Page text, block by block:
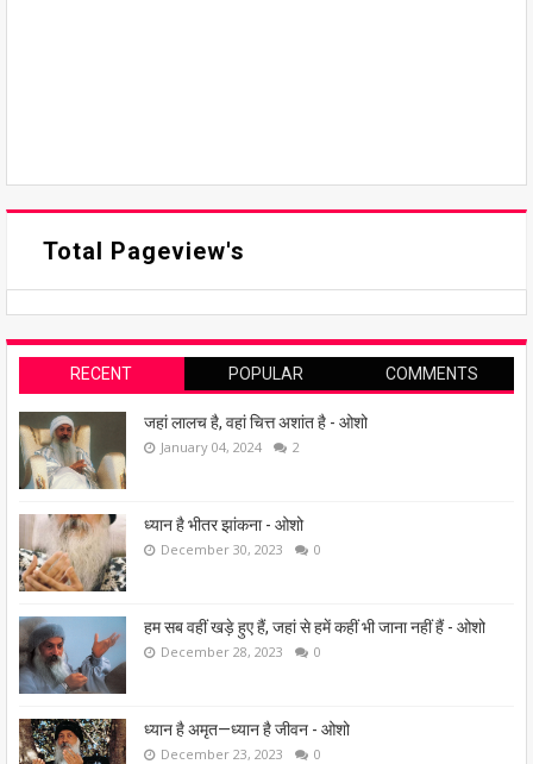
Total Pageview's
RECENT POPULAR COMMENTS
जहां लालच है, वहां चित्त अशांत है - ओशो
January 04, 2024 2
ध्यान है भीतर झांकना - ओशो
December 30, 2023 0
हम सब वहीं खड़े हुए हैं, जहां से हमें कहीं भी जाना नहीं हैं - ओशो
December 28, 2023 0
ध्यान है अमृत—ध्यान है जीवन - ओशो
December 23, 2023 0